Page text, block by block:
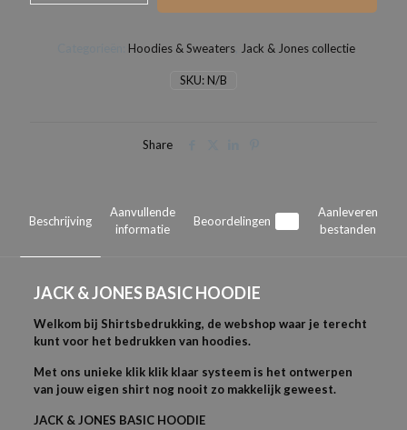
SKU:N/B
Hoodies & Sweaters, Jack & Jones collectie
Share
Beschrijving
Aanvullende
informatie
Beoordelingen
Aanleveren
bestanden
JACK & JONES BASIC HOODIE
Welkom bij Shirtsbedrukking, de webshop waar je terecht
kunt voor het bedrukken van hoodies.
Met ons unieke klik klik klaar systeem is het ontwerpen
van jouw eigen shirt nog nooit zo makkelijk geweest.
JACK & JONES BASIC HOODIE